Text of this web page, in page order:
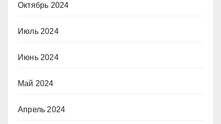
Октябрь 2024
Июль 2024
Июнь 2024
Май 2024
Апрель 2024